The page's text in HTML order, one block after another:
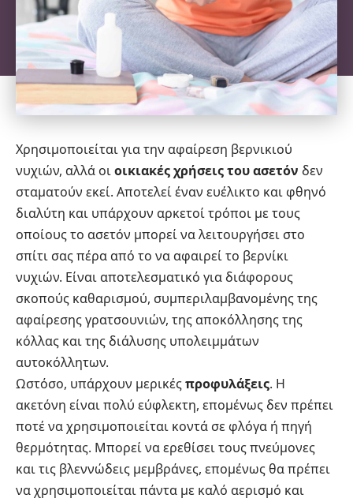
Χρησιμοποιείται για την αφαίρεση βερνικιού
νυχιών, αλλά οιοικιακές χρήσεις του ασετόν δεν
σταματούν εκεί. Αποτελεί έναν ευέλικτο και φθηνό
διαλύτη και υπάρχουν αρκετοί τρόποι με τους
οποίους το ασετόν μπορεί να λειτουργήσει στο
σπίτι σας πέρα ​​από το να αφαιρεί το βερνίκι
νυχιών. Είναι αποτελεσματικό για διάφορους
σκοπούς καθαρισμού, συμπεριλαμβανομένης της
αφαίρεσης γρατσουνιών, της αποκόλλησης της
κόλλας και της διάλυσης υπολειμμάτων
αυτοκόλλητων.
Ωστόσο, υπάρχουν μερικέςπροφυλάξεις. Η
ακετόνη είναι πολύ εύφλεκτη, επομένως δεν πρέπει
ποτέ να χρησιμοποιείται κοντά σε φλόγα ή πηγή
θερμότητας. Μπορεί να ερεθίσει τους πνεύμονες
και τις βλεννώδεις μεμβράνες, επομένως θα πρέπει
να χρησιμοποιείται πάντα με καλό αερισμό και